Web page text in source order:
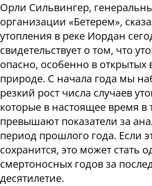
Орли Сильвингер,
организации «Бетерем»,
утопления в реке Иордан
свидетельствует о том, что
опасно, особенно в открытых
природе. С начала года мы
резкий рост числа случаев
которые в настоящее время в
превышают показатели за
период прошлого года. Если
сохранится, это может стать
смертоносных годов за
десятилетие.